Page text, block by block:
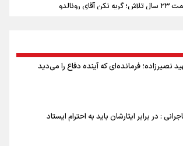
داشتن هنر ایرانی
سنخیتی با صحبت‌های علی دایی نداشت/
خودشان تعریف کنند!
از بازار جام جهانی برداشت کردیم/ دودستی
تیم‌های دیگر سپردیم
نصیرزاده؛ فرمانده‌ای که آینده دفاع را می‌دید
: در برابر ایثارشان باید به احترام ایستاد